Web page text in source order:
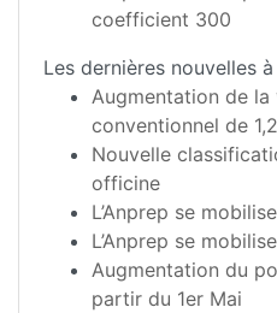
coefficient 300
Les dernières nouvelles
Augmentation de
conventionnel de
Nouvelle
officine
L’Anprep se
L’Anprep se
Augmentation du
partir du 1er Mai